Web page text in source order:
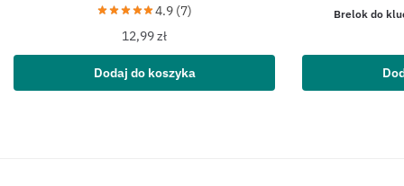
4.9 (7)
12,99zł
Dodaj do koszyka
Brelok do